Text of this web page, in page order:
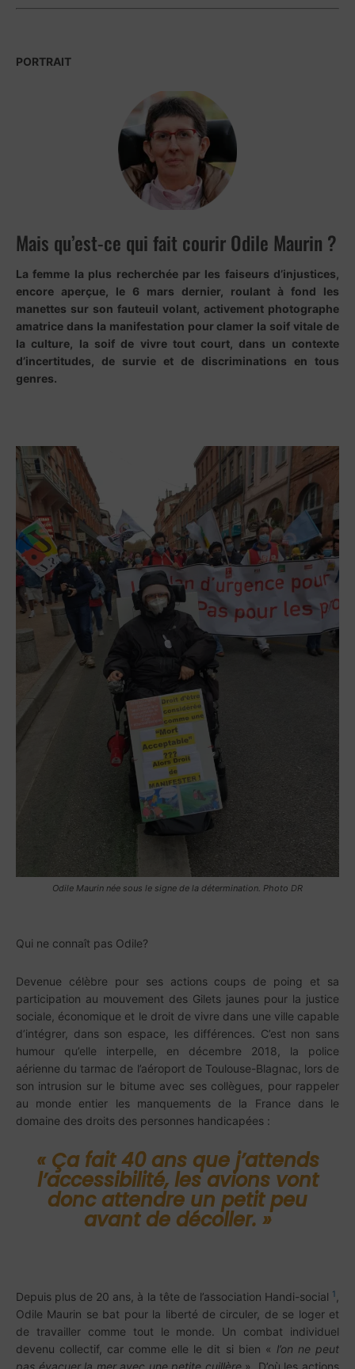
PORTRAIT
Mais qu’est-ce qui fait courir Odile Maurin ?
La femme la plus recherchée par les faiseurs d’injustices,
encore aperçue, le 6 mars dernier, roulant à fond les
manettes sur son fauteuil volant, activement photographe
amatrice dans la manifestation pour clamer la soif vitale de
la culture, la soif de vivre tout court, dans un contexte
d’incertitudes, de survie et de discriminations en tous
genres.
Odile Maurin née sous le signe de la détermination. Photo DR
Qui ne connaît pas Odile?
Devenue célèbre pour ses actions coups de poing et sa
participation au mouvement des Gilets jaunes pour la justice
sociale, économique et le droit de vivre dans une ville capable
d’intégrer, dans son espace, les différences. C’est non sans
humour qu’elle interpelle, en décembre 2018, la police
aérienne du tarmac de l’aéroport de Toulouse-Blagnac, lors de
son intrusion sur le bitume avec ses collègues, pour rappeler
au monde entier les manquements de la France dans le
domaine des droits des personnes handicapées :
« Ça fait 40 ans que j’attends
l’accessibilité, les avions vont
donc attendre un petit peu
avant de décoller. »
Depuis plus de 20 ans, à la tête de l’association Handi-social 1
Odile Maurin se bat pour la liberté de circuler, de se loger et
de travailler comme tout le monde. Un combat individuel
devenu collectif, car comme elle le dit si bien « l’on ne peut
pas évacuer la mer avec une petite cuillère». D’où les actions